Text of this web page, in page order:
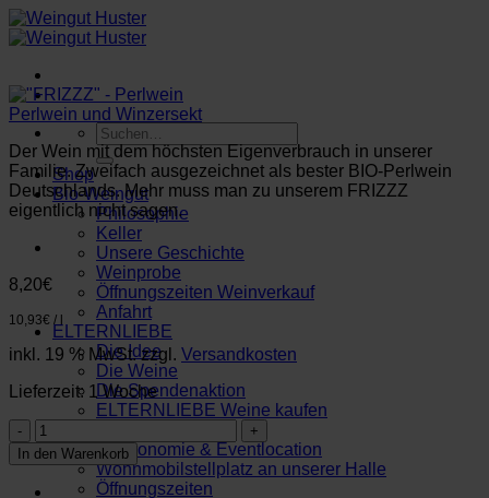
Zum
Inhalt
Suchen
nach:
Shop
Bio-Weingut
Philosophie
Keller
Unsere Geschichte
Weinprobe
Öffnungszeiten Weinverkauf
Anfahrt
ELTERNLIEBE
Die Idee
Die Weine
Die Spendenaktion
ELTERNLIEBE Weine kaufen
Gastronomie & Eventlocation
Wohnmobilstellplatz an unserer Halle
Öffnungszeiten
Perlwein und Winzersekt
Der Wein mit dem höchsten Eigenverbrauch in unserer
Familie. Zweifach ausgezeichnet als bester BIO-Perlwein
Deutschlands. Mehr muss man zu unserem FRIZZZ
eigentlich nicht sagen.
8,20€
10,93€ /
inkl. 19 % MwSt. zzgl. Versandkosten
Lieferzeit: 1 Woche
"FRIZZZ"
-
Perlwein
Menge
In den Warenkorb